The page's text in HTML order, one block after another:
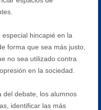
hincapié en la
forma que sea más justo,
no sea utilizado contra
en la sociedad.
del debate, los alumnos
identificar las más